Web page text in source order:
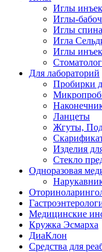
Иглы
Иглы-
Иглы
Игла
Иглы
Для лабораторий
Пробирки
Ланцеты
Жгуты,
Изделия
Стекло
Одноразовая
Медицинские
Кружка Эсмарха
ДиаКлон
Средства для